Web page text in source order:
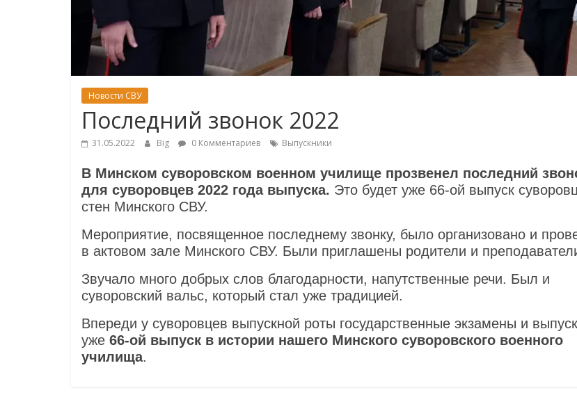
Новости СВУ
Последний звонок 2022
31.05.2022 Big 0 Комментариев Выпускники
В Минском суворовском военном училище прозвенел последний
для суворовцев 2022 года выпуска. Это будет уже 66-ой выпуск
стен Минского СВУ.
Мероприятие, посвященное последнему звонку, было организовано и
в актовом зале Минского СВУ. Были приглашены родители и
Звучало много добрых слов благодарности, напутственные речи. Был и
суворовский вальс, который стал уже традицией.
Впереди у суворовцев выпускной роты государственные экзамены и
уже 66-ой выпуск в истории нашего Минского суворовского военного
училища.